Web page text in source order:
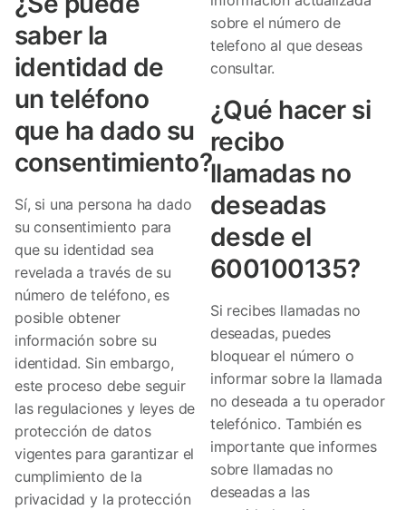
saber la
identidad de
un teléfono
que ha dado su
consentimiento?
Sí, si una persona ha dado
su consentimiento para
que su identidad sea
revelada a través de su
número de teléfono, es
posible obtener
información sobre su
identidad. Sin embargo,
este proceso debe seguir
las regulaciones y leyes de
protección de datos
vigentes para garantizar el
cumplimiento de la
privacidad y la protección
sobre el número de
telefono al que deseas
consultar.
¿Qué hacer si
recibo
llamadas no
deseadas
desde el
600100135?
Si recibes llamadas no
deseadas, puedes
bloquear el número o
informar sobre la llamada
no deseada a tu operador
telefónico. También es
importante que informes
sobre llamadas no
deseadas a las